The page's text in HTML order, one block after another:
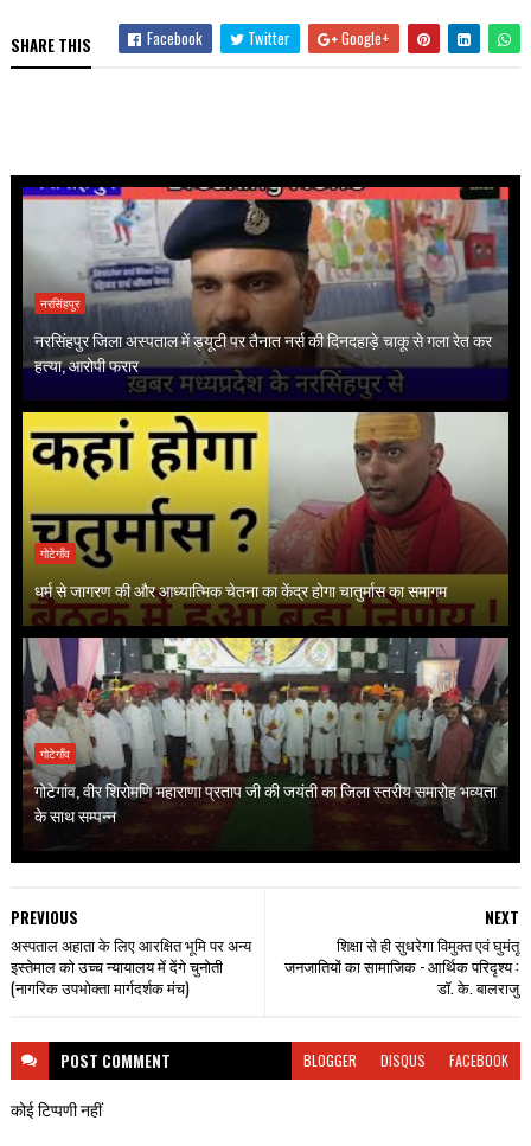
SHARE THIS Facebook Twitter Google+
नरसिंहपुर
नरसिंहपुर जिला अस्पताल में ड्यूटी पर तैनात नर्स की दिनदहाड़े चाकू से गला रेत कर
हत्या, आरोपी फरार
गोटेगाँव
धर्म से जागरण की और आध्यात्मिक चेतना का केंद्र होगा चातुर्मास का समागम
गोटेगाँव
गोटेगांव, वीर शिरोमणि महाराणा प्रताप जी की जयंती का जिला स्तरीय समारोह भव्यता
के साथ सम्पन्न
NEXT
शिक्षा से ही सुधरेगा विमुक्त एवं घुमंतू
जनजातियों का सामाजिक - आर्थिक परिदृश्य :
डॉ. के. बालराजु
PREVIOUS
अस्पताल अहाता के लिए आरक्षित भूमि पर अन्य
इस्तेमाल को उच्च न्यायालय में देंगे चुनोती
(नागरिक उपभोक्ता मार्गदर्शक मंच)
POST COMMENT BLOGGER DISQUS FACEBOOK
कोई टिप्पणी नहीं